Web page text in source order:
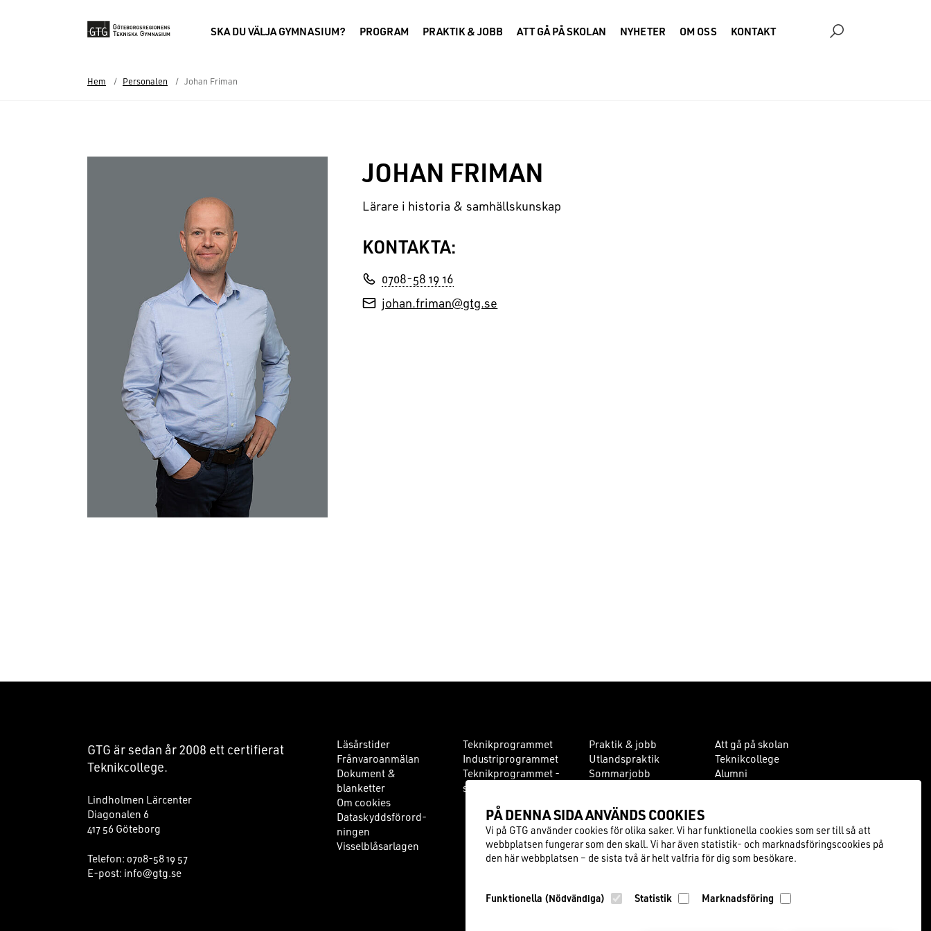
SKA DU VÄLJA GYMNASIUM? PROGRAM PRAKTIK & JOBB ATT GÅ PÅ SKOLAN NYHETER OM OSS KONTAKT
Hem Personalen Johan Friman
JOHAN FRIMAN
Lärare i historia & samhällskunskap
KONTAKTA:
0708-58 19 16
johan.friman@gtg.se
GTG är sedan år2008 ett certifierat
Teknikcollege.
Lindholmen Lärcenter
Diagonalen 6
417 56 Göteborg
Telefon: 0708-58 19 57
E-post: info@gtg.se
Läsårstider
Frånvaroanmälan
Dokument &
blanketter
Om cookies
Dataskyddsför­ord­
ningen
Visselblåsarlagen
Teknikprogrammet
Industriprogrammet
Teknikprogrammet -
spets
Praktik & jobb
Utlandspraktik
Sommarjobb
Att gå på skolan
Teknikcollege
Alumni
PÅ DEN­NA SIDA ANVÄNDS COOK­IES
Vi på GTG använder cookies för olika saker. Vi har funktionella cookies som ser till så att
webbplatsen fungerar som den skall. Vi har även statistik- och marknadsföringscookies på
den här webbplatsen – de sista två är helt valfria för dig som besökare.
Funktionella (Nödvändiga) Statistik Marknadsföring